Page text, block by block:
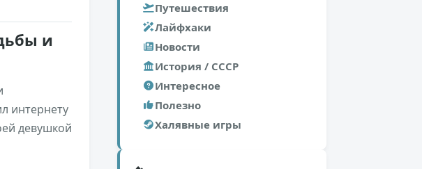
и
интернету
девушкой
Путешествия
Лайфхаки
Новости
История / СССР
Интересное
Полезно
Халявные игры